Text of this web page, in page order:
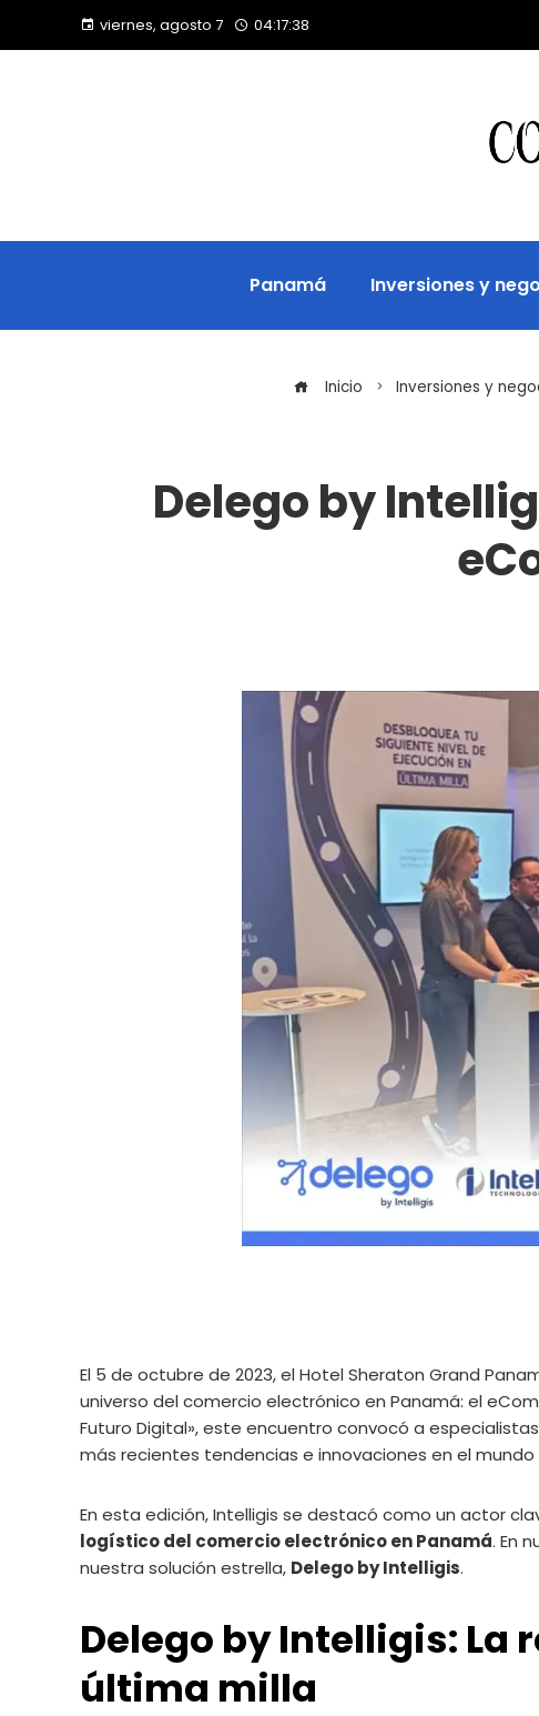
viernes, agosto 7 04:17:39
Panamá Inversiones y
Inicio Inversiones y
Delego by
El 5 de octubre de 2023, el Hotel Sheraton Grand
universo del comercio electrónico en Panamá: el
Futuro Digital», este encuentro convocó a
más recientes tendencias e innovaciones en el
En esta edición, Intelligis se destacó como un actor
logístico del comercio electrónico en Panamá. En
nuestra solución estrella, Delego by Intelligis.
Delego by Intelligis: La
última milla